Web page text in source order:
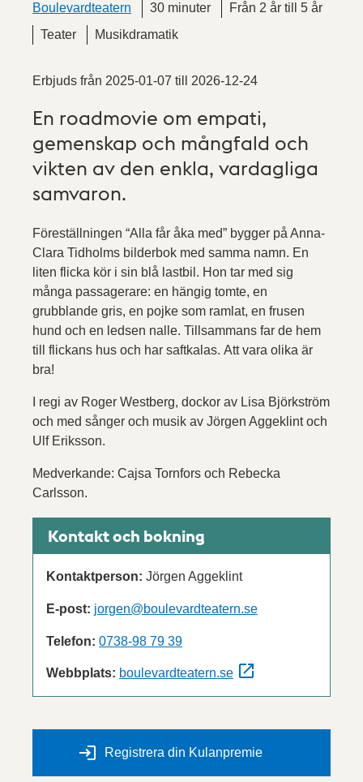
Boulevardteatern 30 minuter
Från 2 år till 5 år
Teater
Musikdramatik
Erbjuds från 2025-01-07 till 2026-12-24
En roadmovie om empati,
gemenskap och mångfald och
vikten av den enkla, vardagliga
samvaron.
Föreställningen “Alla får åka med” bygger på Anna-
Clara Tidholms bilderbok med samma namn. En
liten flicka kör i sin blå lastbil. Hon tar med sig
många passagerare: en hängig tomte, en
grubblande gris, en pojke som ramlat, en frusen
hund och en ledsen nalle. Tillsammans far de hem
till flickans hus och har saftkalas. Att vara olika är
bra!
I regi av Roger Westberg, dockor av Lisa Björkström
och med sånger och musik av Jörgen Aggeklint och
Ulf Eriksson.
Medverkande: Cajsa Tornfors och Rebecka
Carlsson.
Kontakt och bokning
Kontaktperson: Jörgen Aggeklint
E-post: jorgen@boulevardteatern.se
Telefon: 0738-98 79 39
Webbplats: boulevardteatern.se
Registrera din Kulanpremie